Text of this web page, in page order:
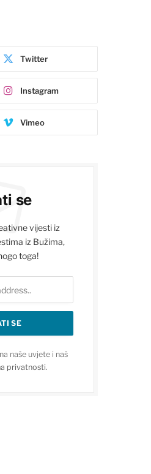
Twitter
Instagram
Vimeo
se
vijesti iz
iz Bužima,
toga!
naše uvjete i naš
privatnosti.